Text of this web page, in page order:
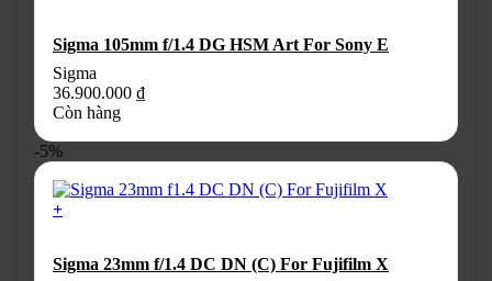
chọn
trên
trang
sản
phẩm
Sigma 105mm f/1.4 DG HSM Art For Sony E
Sigma
36.900.000 ₫
Còn hàng
-5%
+
Sigma 23mm f/1.4 DC DN (C) For Fujifilm X